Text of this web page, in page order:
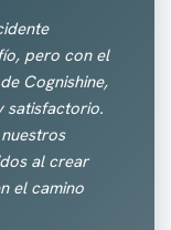
pero con el
Cognishine,
satisfactorio.
al crear
el camino